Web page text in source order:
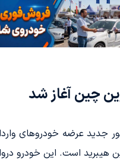
چین آغاز شد
با آغاز دور جدید عرضه
هیبرید است. این خودرو